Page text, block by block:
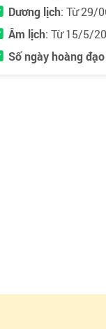
Dương lịch: Từ 29/
Âm lịch: Từ 15/5/
Số ngày hoàng đạo